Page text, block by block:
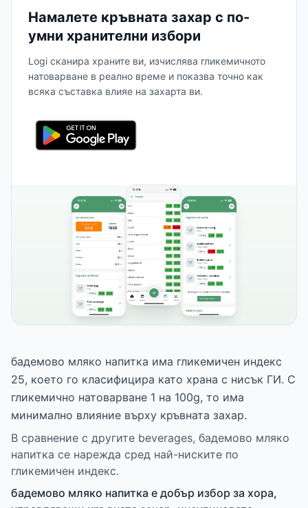
Намалете кръвната захар с по-
умни хранителни избори
Logi сканира храните ви, изчислява гликемичното
натоварване в реално време и показва точно как
всяка съставка влияе на захарта ви.
бадемово мляко напитка има гликемичен индекс
25, което го класифицира като храна с нисък ГИ. С
гликемично натоварване 1 на 100g, то има
минимално влияние върху кръвната захар.
В сравнение с другите beverages, бадемово мляко
напитка се нарежда сред най-ниските по
гликемичен индекс.
бадемово мляко напитка е добър избор за хора,